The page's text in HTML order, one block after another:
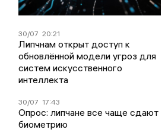
30/07 20:21
Липчнам открыт доступ к
обновлённой модели угроз для
систем искусственного
интеллекта
30/07 17:43
Опрос: липчане все чаще сдают
биометрию